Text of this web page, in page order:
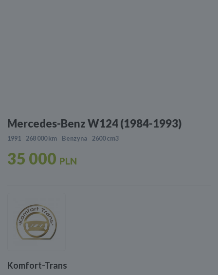
Mercedes-Benz W124 (1984-1993)
1991 268 000 km Benzyna 2600 cm3
35 000 PLN
Komfort-Trans